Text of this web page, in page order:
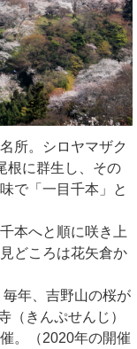
所。シロヤマザク
根に群生し、その
で「一目千本」と
本へと順に咲き上
どころは花矢倉か
年、吉野山の桜が
（きんぷせんじ）
。（2020年の開催